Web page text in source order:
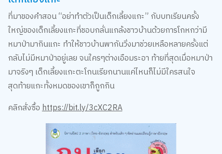
ที่มาของคำสอน “อย่าทำตัวเป็นเด็กเลี้ยงแกะ” กับบทเรียนครั้ง
ใหญ่ของเด็กเลี้ยงแกะที่ชอบกลั่นแกล้งชาวบ้านด้วยการโกหกว่ามี
หมาป่ามากินแกะ ทำให้ชาวบ้านพากันวิ่งมาช่วยเหลือหลายครั้งแต่
กลับไม่มีหมาป่าอยู่เลย จนใครๆต่างเอือมระอา ท้ายที่สุดเมื่อหมาป่า
มาจริงๆ เด็กเลี้ยงแกะตะโกนเรียกนานแค่ไหนก็ไม่มีใครสนใจ
สุดท้ายแกะทั้งหมดของเขาก็ถูกกิน
คลิกสั่งซื้อ